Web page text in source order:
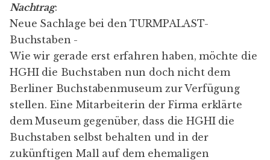
Nachtrag:
Neue Sachlage bei den TURMPALAST-
Buchstaben -
Wie wir gerade erst erfahren haben, möchte die
HGHI die Buchstaben nun doch nicht dem
Berliner Buchstabenmuseum zur Verfügung
stellen. Eine Mitarbeiterin der Firma erklärte
dem Museum gegenüber, dass die HGHI die
Buchstaben selbst behalten und in der
zukünftigen Mall auf dem ehemaligen